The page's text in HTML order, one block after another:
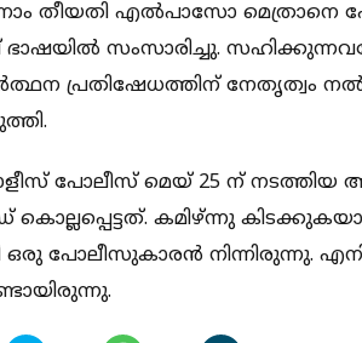
തീയതി എല്‍പാസോ മെത്രാനെ
സംസാരിച്ചു.
പ്രതിഷേധത്തിന് നേതൃത്വം
പോലീസ് മെയ് 25 ന് നടത്തിയ
കമിഴ്ന്നു
പോലീസുകാരന്‍ നിന്നിരുന്നു.